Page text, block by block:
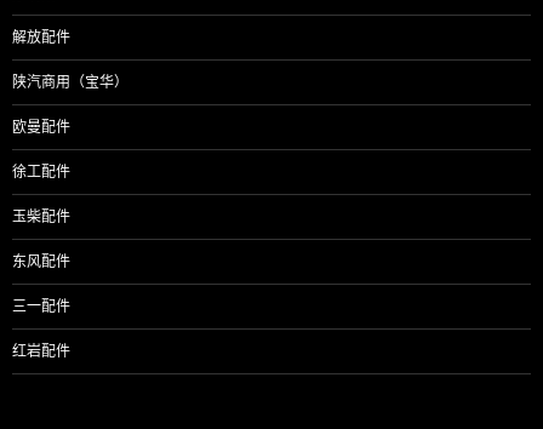
解放配件
陕汽商用（宝华）
欧曼配件
徐工配件
玉柴配件
东风配件
三一配件
红岩配件